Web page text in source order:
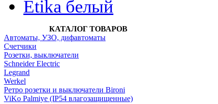
Etika белый
КАТАЛОГ ТОВАРОВ
Автоматы, УЗО, дифавтоматы
Счетчики
Розетки, выключатели
Schneider Electric
Legrand
Werkel
Ретро розетки и выключатели Bironi
ViKo Palmiye (IP54 влагозащищенные)